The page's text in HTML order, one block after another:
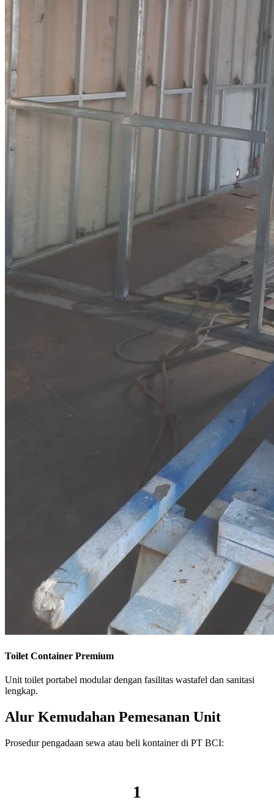
Toilet Container Premium
Unit toilet portabel modular dengan fasilitas wastafel dan sanitasi
lengkap.
Alur Kemudahan Pemesanan Unit
Prosedur pengadaan sewa atau beli kontainer di PT BCI:
1